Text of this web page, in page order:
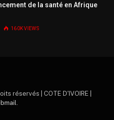
de la santé en Afrique
160KVIEWS
réservés | COTE D'IVOIRE |